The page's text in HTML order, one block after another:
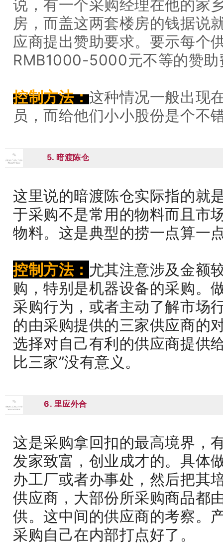
说，有一个采购经理在他的家
房，而盖这两套楼房的钱据说
应商提出赞助要求。要示每个
RMB1000-5000元不等的赞助
控制方法：这种情况一般出现
员，而给他们小小股份是个
05 5. 暗渡陈仓
这里说的暗渡陈仓实际指的就
于采购不是常用的物料而且市
物料。这是典型的捞一点算一
控制方法： 尤其注意涉及金额
购，特别是机器设备的采购。
采购行为，或者主动了解市场
的由采购提供的三家供应商的
选择对自己有利的供应商提供
比三家”没有意义。
06 6. 里应外合
这是采购拿回扣的最高境界，
发家致富，创业成才的。具体
办工厂或者办事处，然后把其
供应商，大部份所采购商品都
供。这中间的供应商的考察。
采购自己在内部打点好了。